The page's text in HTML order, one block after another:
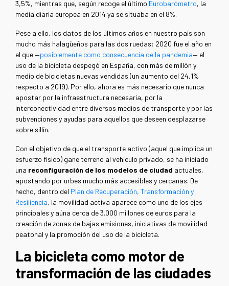
3,5%, mientras que, según recoge el último Eurobarómetro, la
media diaria europea en 2014 ya se situaba en el 8%.
Pese a ello, los datos de los últimos años en nuestro país son
mucho más halagüeños para las dos ruedas: 2020 fue el año en
el que —posiblemente como consecuencia de la pandemia— el
uso de la bicicleta despegó en España, con más de millón y
medio de bicicletas nuevas vendidas (un aumento del 24,1%
respecto a 2019). Por ello, ahora es más necesario que nunca
apostar por la infraestructura necesaria, por la
interconectividad entre diversos medios de transporte y por las
subvenciones y ayudas para aquellos que deseen desplazarse
sobre sillín.
Con el objetivo de que el transporte activo (aquel que implica un
esfuerzo físico) gane terreno al vehículo privado, se ha iniciado
una reconfiguración de los modelos de ciudad actuales,
apostando por urbes mucho más accesibles y cercanas. De
hecho, dentro del Plan de Recuperación, Transformación y
Resiliencia, la movilidad activa aparece como uno de los ejes
principales y aúna cerca de 3.000 millones de euros para la
creación de zonas de bajas emisiones, iniciativas de movilidad
peatonal y la promoción del uso de la bicicleta.
La bicicleta como motor de
transformación de las ciudades